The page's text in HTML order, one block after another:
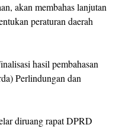
akan membahas lanjutan
peraturan daerah
hasil pembahasan
Perlindungan dan
diruang rapat DPRD